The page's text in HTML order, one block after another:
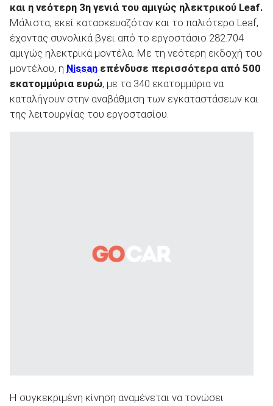
ΑΝΑΖΗΤΗΣΗ
Μεταχειρισμένα
και η νεότερη 3η γενιά του αμιγώς ηλεκτρικού Leaf.
Μάλιστα, εκεί κατασκευαζόταν και το παλιότερο Leaf,
έχοντας συνολικά βγει από το εργοστάσιο 282.704
αμιγώς ηλεκτρικά μοντέλα. Με τη νεότερη εκδοχή του
μοντέλου, η Nissan επένδυσε περισσότερα από 500
εκατομμύρια ευρώ, με τα 340 εκατομμύρια να
καταλήγουν στην αναβάθμιση των εγκαταστάσεων και
της λειτουργίας του εργοστασίου.
Η συγκεκριμένη κίνηση αναμένεται να τονώσει